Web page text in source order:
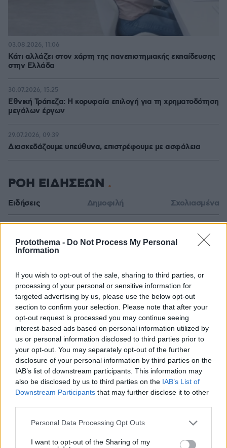
Protothema - Do Not Process My Personal
Information
If you wish to opt-out of the sale, sharing to third parties, or
processing of your personal or sensitive information for
targeted advertising by us, please use the below opt-out
section to confirm your selection. Please note that after your
opt-out request is processed you may continue seeing
interest-based ads based on personal information utilized by
us or personal information disclosed to third parties prior to
your opt-out. You may separately opt-out of the further
disclosure of your personal information by third parties on the
IAB’s list of downstream participants. This information may
also be disclosed by us to third parties on the IAB’s List of
Downstream Participants that may further disclose it to other
Please note that this website/app uses one or more Google
not limited to your visit or usage behaviour. You may click to
Personal Data Processing Opt Outs
I want to opt-out of the Sharing of my
Κάτι αλλάζει στον χάρτη της πανεπιστημιακής εκπαίδευσης
στην Ελλάδα
03.08.2026, 11:06
Εθνική Τράπεζα: Η κορυφαία επιλογή για τη χρηματοδότηση
μεγάλων έργων
30.07.2026, 15:25
Διασκεδάζουμε υπεύθυνα, επιστρέφουμε με ασφάλεια
29.07.2026, 09:39
ΡΟΗ ΕΙΔΗΣΕΩΝ
Ειδήσεις Δημοφιλή Σχολιασμένα
λεωφορείων στον Νίγηρα
πριν 12 λεπτά
7 ηπειρώτικες πίτες: Φτιάχνουμε πλασίντα, κοθρόπιτα,
μπατσαριά, και άλλες που λατρεύουμε
Συντριβή ελικοπτέρου στο Ρίο ντε Τζανέιρο, νεκροί οι
τέσσερις επιβαίνοντες
πριν 44 λεπτά
Εκτός ελέγχου μεγάλη δασική πυρκαγιά στον Καναδά,
χιλιάδες αναγκάστηκαν να εγκαταλείψουν τις εστίες
τους
Ποιοι μπορεί να είναι οι λόγοι που μια γάτα τινάζεται
09.08.2026, 00:30
Πολύτεκνες οικογένειες: Μόλις 23.097 στην Ελλάδα –
Πόσες έχουν πάνω από 6 παιδιά
09.08.2026, 00:15